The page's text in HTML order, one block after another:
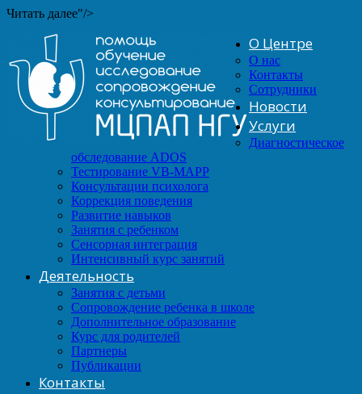
Читать далее"/>
О Центре
О нас
Контакты
Сотрудники
Новости
Услуги
Диагностическое
обследование ADOS
Тестирование VB-MAPP
Консультации психолога
Коррекция поведения
Развитие навыков
Занятия с ребенком
Сенсорная интеграция
Интенсивный курс занятий
Деятельность
Занятия с детьми
Сопровождение ребенка в школе
Дополнительное образование
Курс для родителей
Партнеры
Публикации
Контакты